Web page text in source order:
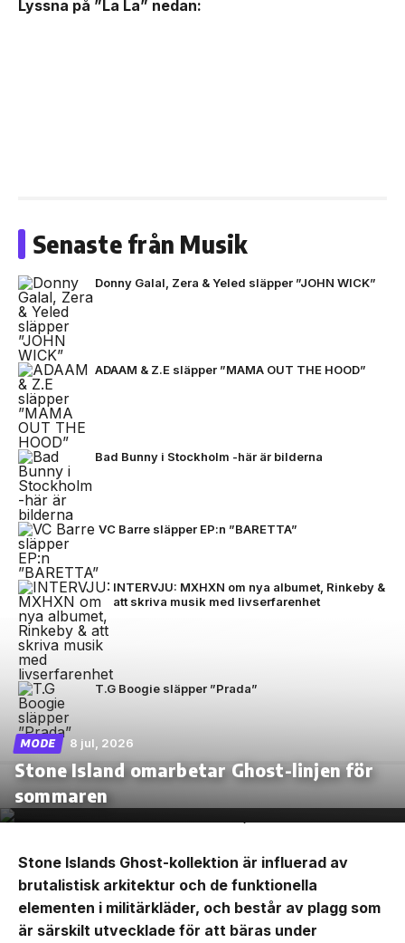
Lyssna på ”La La” nedan:
Senaste från Musik
Donny Galal, Zera & Yeled släpper ”JOHN WICK”
ADAAM & Z.E släpper ”MAMA OUT THE HOOD”
Bad Bunny i Stockholm -här är bilderna
VC Barre släpper EP:n ”BARETTA”
INTERVJU: MXHXN om nya albumet, Rinkeby &
att skriva musik med livserfarenhet
T.G Boogie släpper ”Prada”
MODE 8 jul, 2026
Stone Island omarbetar Ghost-linjen för
sommaren
Stone Islands Ghost-kollektion är influerad av
brutalistisk arkitektur och de funktionella
elementen i militärkläder, och består av plagg som
är särskilt utvecklade för att bäras under